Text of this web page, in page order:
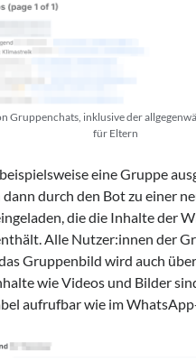
Gruppenchats, inklusive der
für Eltern
eine Gruppe
durch den Bot zu einer
die die Inhalte der
Alle Nutzer:innen der
Gruppenbild wird auch
wie Videos und Bilder
aufrufbar wie im